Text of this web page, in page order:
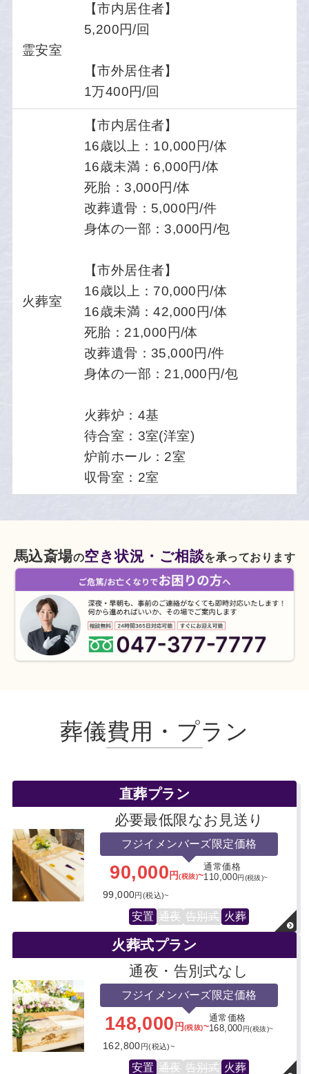
霊安室
【市内居住者】
5,200円/回
【市外居住者】
1万400円/回
火葬室
【市内居住者】
16歳以上：10,000円/体
16歳未満：6,000円/体
死胎：3,000円/体
改葬遺骨：5,000円/件
身体の一部：3,000円/包
【市外居住者】
16歳以上：70,000円/体
16歳未満：42,000円/体
死胎：21,000円/体
改葬遺骨：35,000円/件
身体の一部：21,000円/包
火葬炉：4基
待合室：3室(洋室)
炉前ホール：2室
収骨室：2室
馬込斎場の空き状況・ご相談を承っております
葬儀費用・プラン
直葬プラン
必要最低限なお見送り
フジイメンバーズ限定価格
90,000 円(税抜)~
通常価格
110,000円(税抜)~
99,000円(税込)~
安置 通夜 告別式 火葬
火葬式プラン
通夜・告別式なし
フジイメンバーズ限定価格
148,000 円(税抜)~
通常価格
168,000円(税抜)~
162,800円(税込)~
安置 通夜 告別式 火葬